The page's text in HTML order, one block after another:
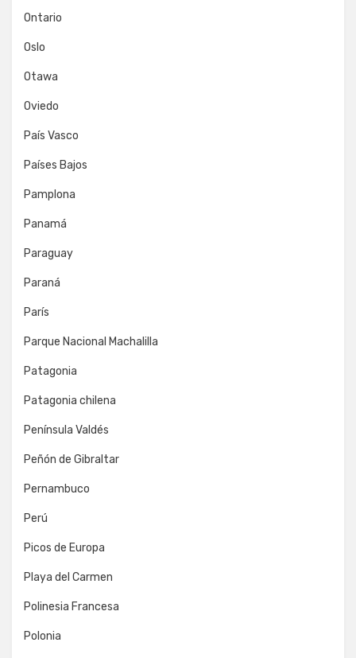
Ontario
Oslo
Otawa
Oviedo
País Vasco
Países Bajos
Pamplona
Panamá
Paraguay
Paraná
París
Parque Nacional Machalilla
Patagonia
Patagonia chilena
Península Valdés
Peñón de Gibraltar
Pernambuco
Perú
Picos de Europa
Playa del Carmen
Polinesia Francesa
Polonia